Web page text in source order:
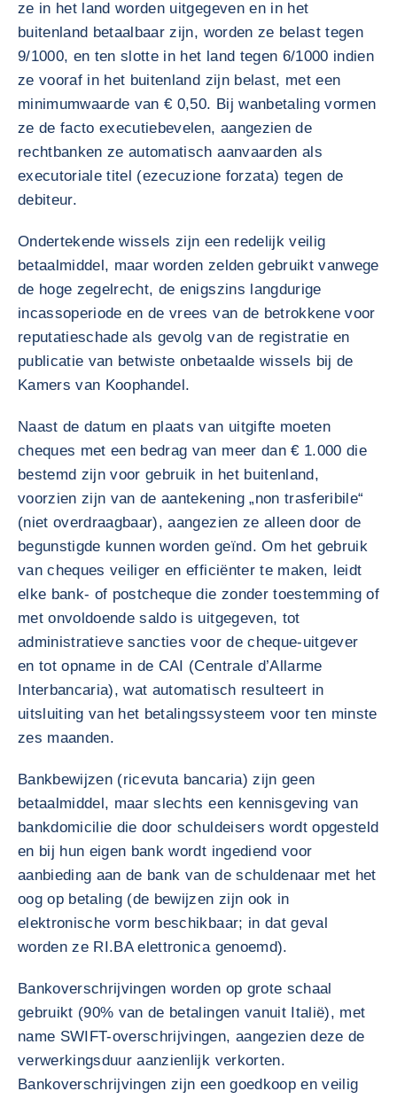
ze in het land worden uitgegeven en in het
buitenland betaalbaar zijn, worden ze belast tegen
9/1000, en ten slotte in het land tegen 6/1000 indien
ze vooraf in het buitenland zijn belast, met een
minimumwaarde van € 0,50. Bij wanbetaling vormen
ze de facto executiebevelen, aangezien de
rechtbanken ze automatisch aanvaarden als
executoriale titel (ezecuzione forzata) tegen de
debiteur.
Ondertekende wissels zijn een redelijk veilig
betaalmiddel, maar worden zelden gebruikt vanwege
de hoge zegelrecht, de enigszins langdurige
incassoperiode en de vrees van de betrokkene voor
reputatieschade als gevolg van de registratie en
publicatie van betwiste onbetaalde wissels bij de
Kamers van Koophandel.
Naast de datum en plaats van uitgifte moeten
cheques met een bedrag van meer dan € 1.000 die
bestemd zijn voor gebruik in het buitenland,
voorzien zijn van de aantekening „non trasferibile“
(niet overdraagbaar), aangezien ze alleen door de
begunstigde kunnen worden geïnd. Om het gebruik
van cheques veiliger en efficiënter te maken, leidt
elke bank- of postcheque die zonder toestemming of
met onvoldoende saldo is uitgegeven, tot
administratieve sancties voor de cheque-uitgever
en tot opname in de CAI (Centrale d’Allarme
Interbancaria), wat automatisch resulteert in
uitsluiting van het betalingssysteem voor ten minste
zes maanden.
Bankbewijzen (ricevuta bancaria) zijn geen
betaalmiddel, maar slechts een kennisgeving van
bankdomicilie die door schuldeisers wordt opgesteld
en bij hun eigen bank wordt ingediend voor
aanbieding aan de bank van de schuldenaar met het
oog op betaling (de bewijzen zijn ook in
elektronische vorm beschikbaar; in dat geval
worden ze RI.BA elettronica genoemd).
Bankoverschrijvingen worden op grote schaal
gebruikt (90% van de betalingen vanuit Italië), met
name SWIFT-overschrijvingen, aangezien deze de
verwerkingsduur aanzienlijk verkorten.
Bankoverschrijvingen zijn een goedkoop en veilig